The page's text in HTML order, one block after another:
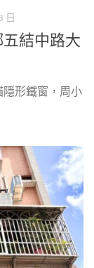
日
結中路大
形鐵窗，周小